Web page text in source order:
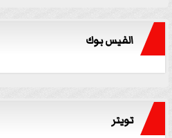
الفيس بوك
تويتر